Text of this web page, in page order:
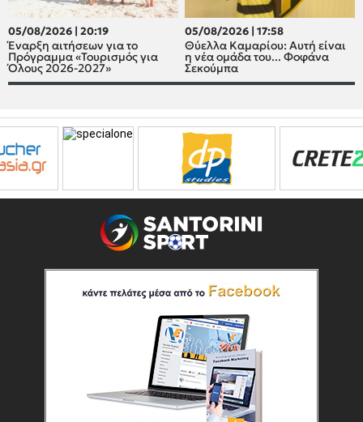
05/08/2026 | 20:19
Έναρξη αιτήσεων για το
Πρόγραμμα «Τουρισμός για
Όλους 2026-2027»
05/08/2026 | 17:58
Θύελλα Καμαρίου: Αυτή είναι
η νέα ομάδα του... Φοφάνα
Σεκούμπα